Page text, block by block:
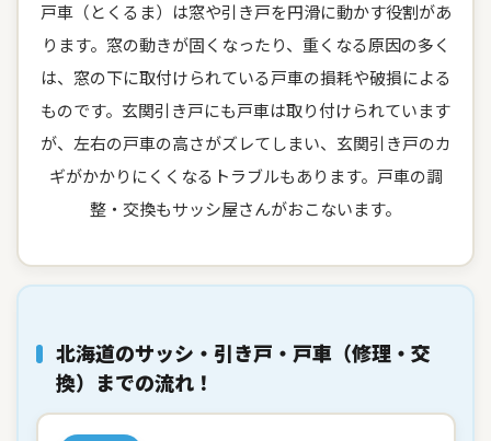
戸車（とくるま）は窓や引き戸を円滑に動かす役割があ
ります。窓の動きが固くなったり、重くなる原因の多く
は、窓の下に取付けられている戸車の損耗や破損による
ものです。玄関引き戸にも戸車は取り付けられています
が、左右の戸車の高さがズレてしまい、玄関引き戸のカ
ギがかかりにくくなるトラブルもあります。戸車の調
整・交換もサッシ屋さんがおこないます。
北海道のサッシ・引き戸・戸車（修理・交
換）までの流れ！